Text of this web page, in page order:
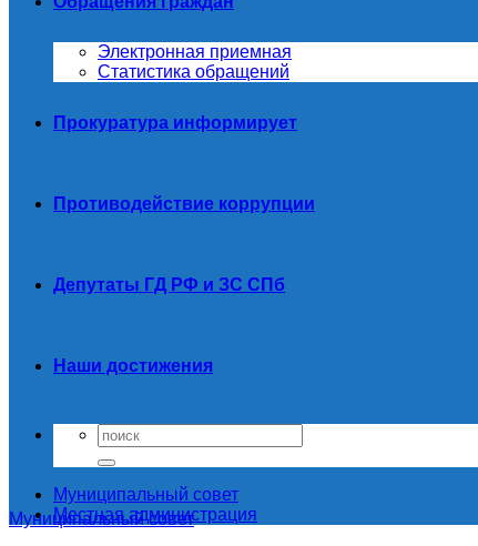
Электронная приемная
Статистика обращений
Прокуратура информирует
Противодействие коррупции
Депутаты ГД РФ и ЗС СПб
Наши достижения
Муниципальный совет
Местная администрация
Муниципальный совет